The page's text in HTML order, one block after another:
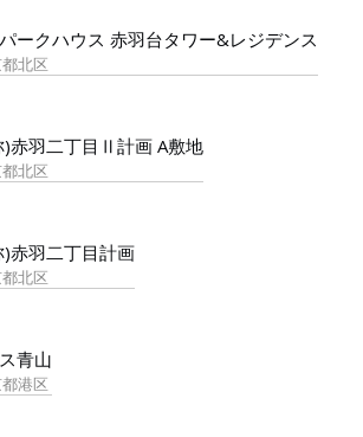
ークハウス 赤羽台タワー&レジデンス
北区
)赤羽二丁目Ⅱ計画 A敷地
北区
)赤羽二丁目計画
北区
青山
港区